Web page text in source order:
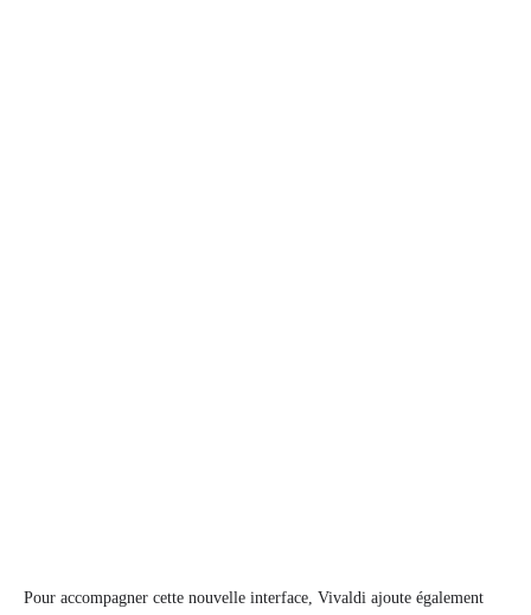
Pour accompagner cette nouvelle interface, Vivaldi ajoute également